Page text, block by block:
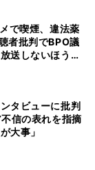
で喫煙、違法薬
者批判でBPO議
送しないほう
タビューに批判
信の表れを指摘
大事」